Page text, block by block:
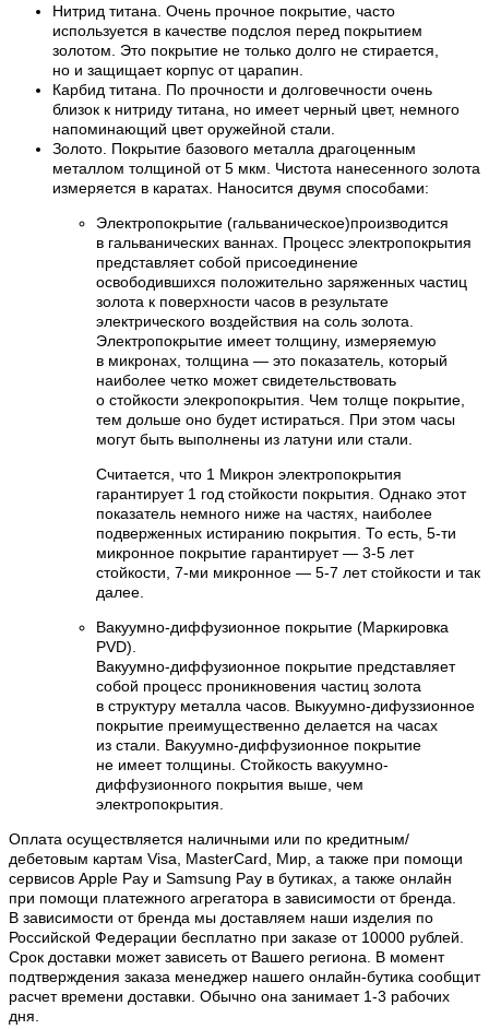
Нитрид титана. Очень прочное покрытие, часто
используется в качестве подслоя перед покрытием
золотом. Это покрытие не только долго не стирается,
но и защищает корпус от царапин.
Карбид титана. По прочности и долговечности очень
близок к нитриду титана, но имеет черный цвет, немного
напоминающий цвет оружейной стали.
Золото. Покрытие базового металла драгоценным
металлом толщиной от 5 мкм. Чистота нанесенного золота
измеряется в каратах. Наносится двумя способами:
Электропокрытие (гальваническое)производится
в гальванических ваннах. Процесс электропокрытия
представляет собой присоединение
освободившихся положительно заряженных частиц
золота к поверхности часов в результате
электрического воздействия на соль золота.
Электропокрытие имеет толщину, измеряемую
в микронах, толщина — это показатель, который
наиболее четко может свидетельствовать
о стойкости элекропокрытия. Чем толще покрытие,
тем дольше оно будет истираться. При этом часы
могут быть выполнены из латуни или стали.
Считается, что 1 Микрон электропокрытия
гарантирует 1 год стойкости покрытия. Однако этот
показатель немного ниже на частях, наиболее
подверженных истиранию покрытия. То есть, 5-ти
микронное покрытие гарантирует — 3-5 лет
стойкости, 7-ми микронное — 5-7 лет стойкости и так
далее.
Вакуумно-диффузионное покрытие (Маркировка
PVD).
Вакуумно-диффузионное покрытие представляет
собой процесс проникновения частиц золота
в структуру металла часов. Выкуумно-дифуззионное
покрытие преимущественно делается на часах
из стали. Вакуумно-диффузионное покрытие
не имеет толщины. Стойкость вакуумно-
диффузионного покрытия выше, чем
электропокрытия.
Оплата осуществляется наличными или по кредитным/
дебетовым картам Visa, MasterCard, Мир, а также при помощи
сервисов Apple Pay и Samsung Pay в бутиках, а также онлайн
при помощи платежного агрегатора в зависимости от бренда.
В зависимости от бренда мы доставляем наши изделия по
Российской Федерации бесплатно при заказе от 10000 рублей.
Срок доставки может зависеть от Вашего региона. В момент
подтверждения заказа менеджер нашего онлайн-бутика сообщит
расчет времени доставки. Обычно она занимает 1-3 рабочих
дня.